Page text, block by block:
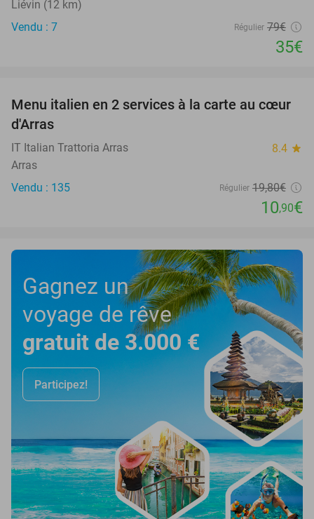
Liévin (12 km)
Vendu : 7
Régulier 79€
35€
45%
Menu italien en 2 services à la carte au cœur
d'Arras
IT Italian Trattoria Arras 8.4 star
Arras
Vendu : 135
Régulier 19,80€
10,90€
Gagnez un
voyage de rêve
gratuit de 3.000 €
Participez!